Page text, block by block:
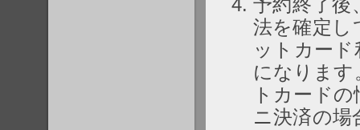
予約終了後
法を確定し
ットカー
になりま
トカード
ニ決済の